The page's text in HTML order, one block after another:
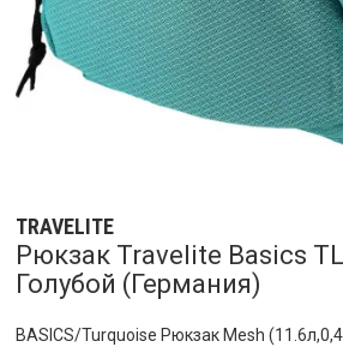
TRAVELITE
Рюкзак Travelite Basics
Голубой (Германия)
BASICS/Turquoise Рюкзак Mesh